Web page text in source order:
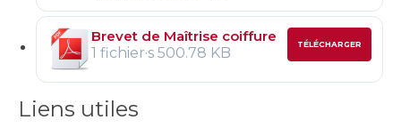
Brevet de Maîtrise coiffure
1 fichier·s 500.78 KB TÉLÉCHARGER
Liens utiles